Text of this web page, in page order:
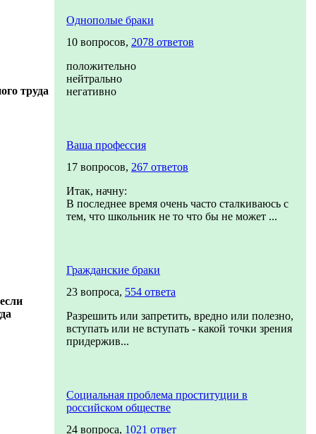
труда
Однополые браки
10 вопросов, 2078 ответов
положительно
нейтрально
негативно
Ваша профессия
17 вопросов, 267 ответов
Итак, начну:
В последнее время очень часто сталкиваюсь с
тем, что школьник не то что бы не может ...
Гражданские браки
23 вопроса, 554 ответа
Разрешить или запретить, вредно или полезно,
вступать или не вступать - какой точки зрения
придержив...
Социальная проблема проституции в
российском обществе
24 вопроса, 1021 ответ